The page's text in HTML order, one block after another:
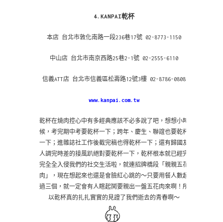
4.KANPAI乾杯
本店 台北市敦化南路一段236巷17號 02-8773-1150
中山店 台北市南京西路25巷2-1號 02-2555-6110
信義ATT店 台北市信義區松壽路12號3樓 02-8786-0808
www.kanpai.com.tw
乾杯在燒肉控心中有多經典應該不必多說了吧，想想小時
候，考完期中考要乾杯一下；跨年、慶生、聯誼也要乾杯
一下；進雜誌社工作後截完稿也得乾杯一下；還有歸國友
人調完時差的接風趴絕對要乾杯一下，乾杯根本就已經完
完全全入侵我們的社交生活啦，就連招牌橋段「親親五花
肉」，現在想起來也還是會臉紅心跳的～只要用餐人數超
過三個，就一定會有人瞎起鬨要親出一盤五花肉來啊！所
以乾杯真的扎扎實實的見證了我們逝去的青春啊～